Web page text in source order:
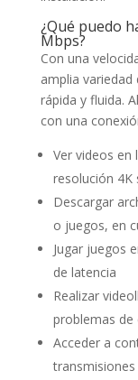
¿Qué puedo
Mbps?
Con una
amplia variedad
rápida y fluida.
con una
Ver videos en
resolución 4K
Descargar
o juegos, en
Jugar juegos
de latencia
Realizar
problemas de
Acceder a